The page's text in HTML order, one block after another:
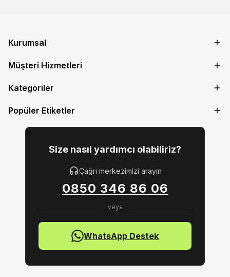
Kurumsal
Müşteri Hizmetleri
Kategoriler
Popüler Etiketler
Size nasıl yardımcı olabiliriz?
Çağrı merkezimizi arayın
0850 346 86 06
WhatsApp Destek